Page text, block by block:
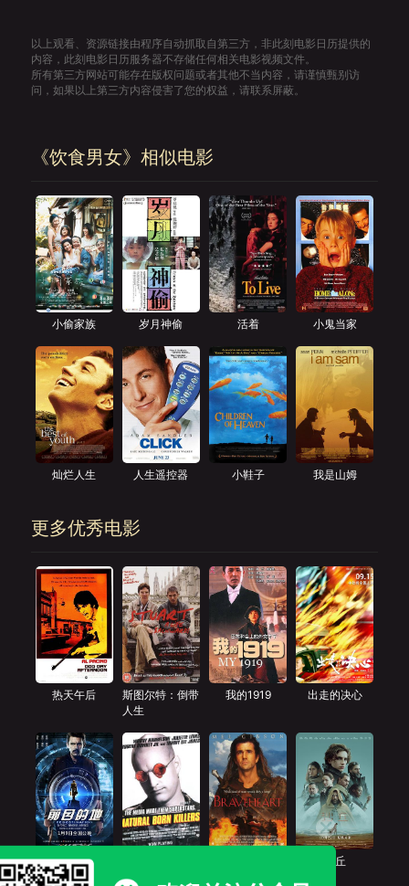
以上观看、资源链接由程序自动抓取自第三方，非此刻电影日历提供的
内容，此刻电影日历服务器不存储任何相关电影视频文件。
所有第三方网站可能存在版权问题或者其他不当内容，请谨慎甄别访
问，如果以上第三方内容侵害了您的权益，请联系屏蔽。
《饮食男女》相似电影
小偷家族 岁月神偷 活着 小鬼当家
灿烂人生 人生遥控器 小鞋子 我是山姆
更多优秀电影
热天午后
斯图尔特：倒带
人生
我的1919 出走的决心
前目的地 沙丘